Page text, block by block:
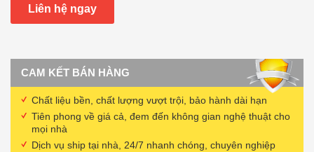
Liên hệ ngay
CAM KẾT BÁN HÀNG
Chất liệu bền, chất lượng vượt trội, bảo hành dài hạn
Tiên phong về giá cả, đem đến không gian nghệ thuật cho
mọi nhà
Dịch vụ ship tại nhà, 24/7 nhanh chóng, chuyên nghiệp